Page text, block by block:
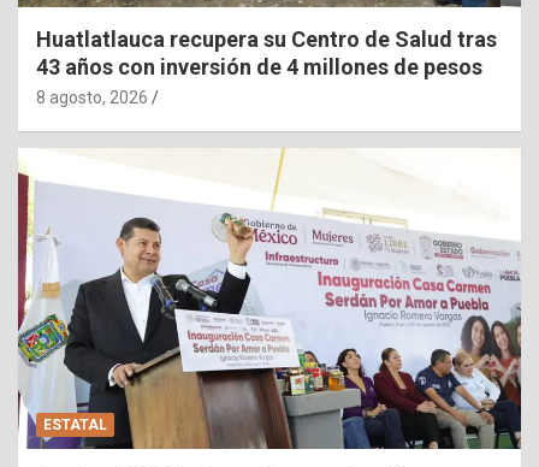
Huatlatlauca recupera su Centro de Salud tras
43 años con inversión de 4 millones de pesos
8 agosto, 2026
ESTATAL